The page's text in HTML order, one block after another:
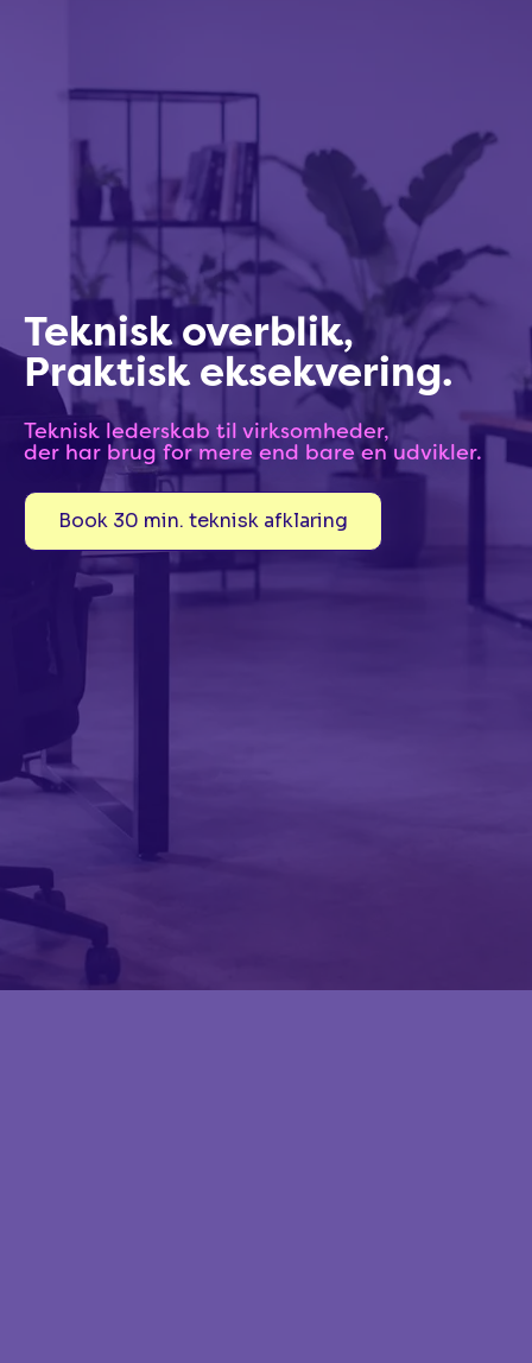
Teknisk overblik,
Praktisk eksekvering.
Teknisk lederskab til virksomheder,
der har brug for mere end bare en udvikler.
Book 30 min. teknisk afklaring